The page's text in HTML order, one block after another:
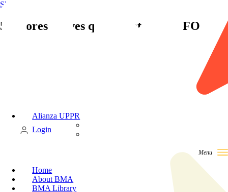
Skip to content
Alianza UPPR
Login
Home
About BMA
BMA Library
5 errores graves que cometen los CFO